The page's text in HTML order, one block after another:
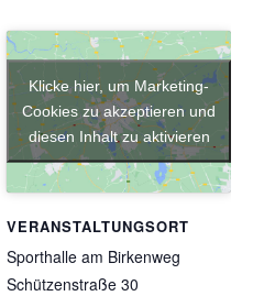
VERANSTALTUNGSORT
Sporthalle am Birkenweg
Schützenstraße 30
Klicke hier, um Marketing-
Cookies zu akzeptieren und
diesen Inhalt zu aktivieren